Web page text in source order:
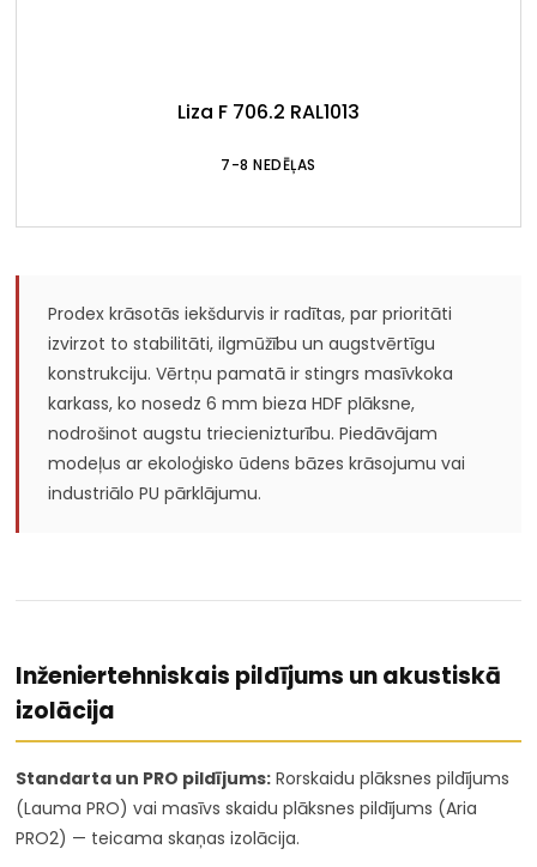
Liza F 706.2 RAL1013
7-8 NEDĒĻAS
Prodex krāsotās iekšdurvis ir radītas, par prioritāti
izvirzot to stabilitāti, ilgmūžību un augstvērtīgu
konstrukciju. Vērtņu pamatā ir stingrs masīvkoka
karkass, ko nosedz 6 mm bieza HDF plāksne,
nodrošinot augstu triecienizturību. Piedāvājam
modeļus ar ekoloģisko ūdens bāzes krāsojumu vai
industriālo PU pārklājumu.
Inženiertehniskais pildījums un akustiskā
izolācija
Standarta un PRO pildījums: Rorskaidu plāksnes pildījums
(Lauma PRO) vai masīvs skaidu plāksnes pildījums (Aria
PRO2) — teicama skaņas izolācija.